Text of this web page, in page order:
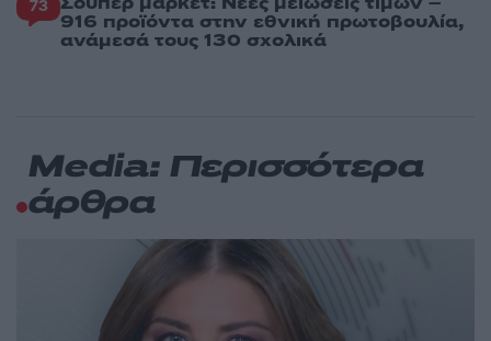
73
916 προϊόντα στην εθνική πρωτοβουλία,
ανάμεσά τους 130 σχολικά
Media: Περισσότερα
άρθρα